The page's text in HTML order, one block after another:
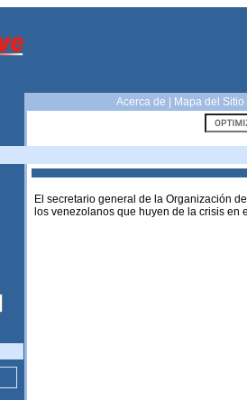
Acerca de Mapa del Sitio
El secretario general de la Organización
los venezolanos que huyen de la crisis en